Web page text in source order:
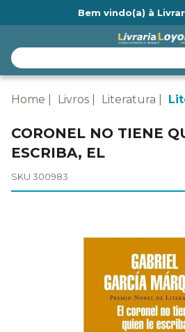
Bem vindo(a) à
Home Livros Literatura
CORONEL NO TIENE
ESCRIBA, EL
SKU 300983